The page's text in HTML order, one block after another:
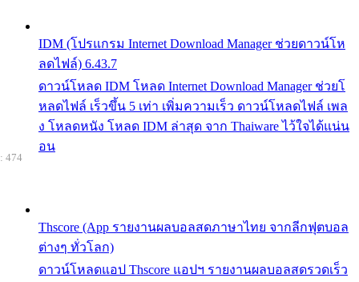
IDM (โปรแกรม Internet Download Manager ช่วยดาวน์โห
ลดไฟล์) 6.43.7
ดาวน์โหลด IDM โหลด Internet Download Manager ช่วยโ
หลดไฟล์ เร็วขึ้น 5 เท่า เพิ่มความเร็ว ดาวน์โหลดไฟล์ เพล
ง โหลดหนัง โหลด IDM ล่าสุด จาก Thaiware ไว้ใจได้แน่น
อน
Thscore (App รายงานผลบอลสดภาษาไทย จากลีกฟุตบอล
ต่างๆ ทั่วโลก)
ดาวน์โหลดแอป Thscore แอปฯ รายงานผลบอลสดรวดเร็ว
474